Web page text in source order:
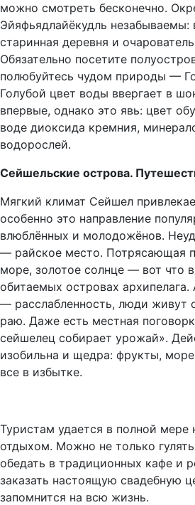
можно смотреть бесконечно.
Эйяфьядлайёкудль незабываемы:
старинная деревня и
Обязательно посетите
полюбуйтесь чудом природы —
Голубой цвет воды ввергает в
впервые, однако это явь: цвет
воде диоксида кремния,
водорослей.
Сейшельские острова.
Мягкий климат Сейшел
особенно это направление
влюблённых и молодожёнов.
— райское место. Потрясающая
море, золотое солнце — вот что
обитаемых островах
— расслабленность, люди живут
раю. Даже есть местная
сейшелец собирает урожай».
изобильна и щедра: фрукты,
все в избытке.
Туристам удается в полной мере
отдыхом. Можно не только
обедать в традиционных кафе и
заказать настоящую свадебную
запомнится на всю жизнь.